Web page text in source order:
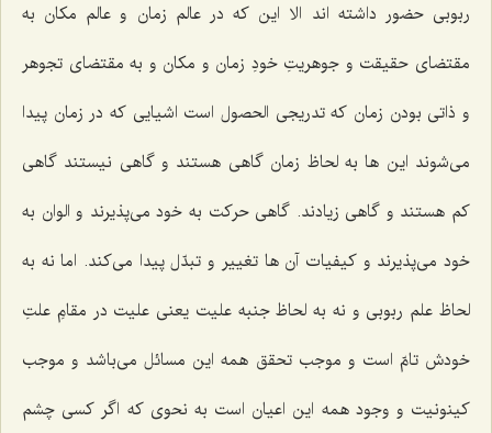
ربوبى حضور داشته اند الا این كه در عالم زمان و عالم مكان به
مقتضاى حقیقت و جوهریتِ خودِ زمان و مكان و به مقتضاى تجوهر
و ذاتى بودن زمان كه تدریجى الحصول است اشیایى كه در زمان پیدا
مى‌شوند این ها به لحاظ زمان گاهى هستند و گاهى نیستند گاهى
كم هستند و گاهى زیادند. گاهى حركت به خود مى‌پذیرند و الوان به
خود مى‌پذیرند و كیفیات آن ها تغییر و تبدّل پیدا مى‌كند. اما نه به
لحاظ علم ربوبى و نه به لحاظ جنبه علیت یعنى علیت در مقامِ علتِ
خودش تامّ است و موجب تحقق همه این مسائل مى‌باشد و موجب
كینونیت و وجود همه این اعیان است به نحوى كه اگر كسى چشم